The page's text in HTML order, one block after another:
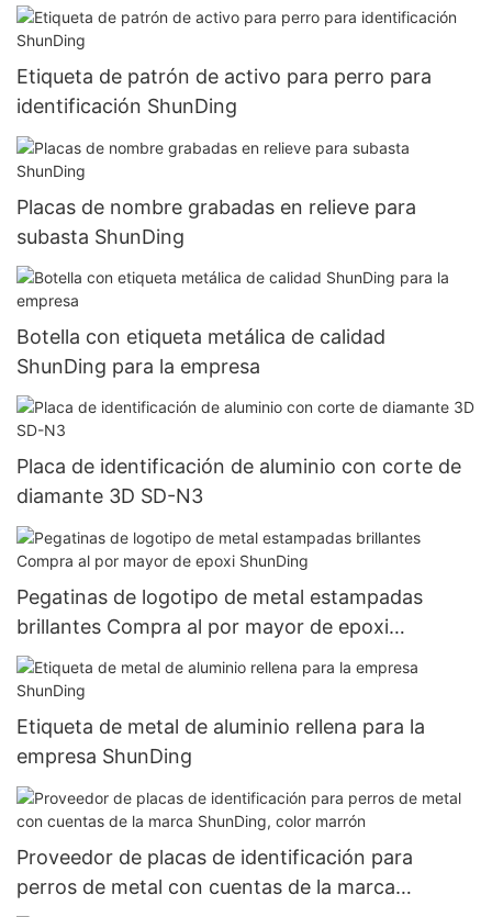
Etiqueta de patrón de activo para perro para
identificación ShunDing
Placas de nombre grabadas en relieve para
subasta ShunDing
Botella con etiqueta metálica de calidad
ShunDing para la empresa
Placa de identificación de aluminio con corte de
diamante 3D SD-N3
Pegatinas de logotipo de metal estampadas
brillantes Compra al por mayor de epoxi
ShunDing
Etiqueta de metal de aluminio rellena para la
empresa ShunDing
Proveedor de placas de identificación para
perros de metal con cuentas de la marca